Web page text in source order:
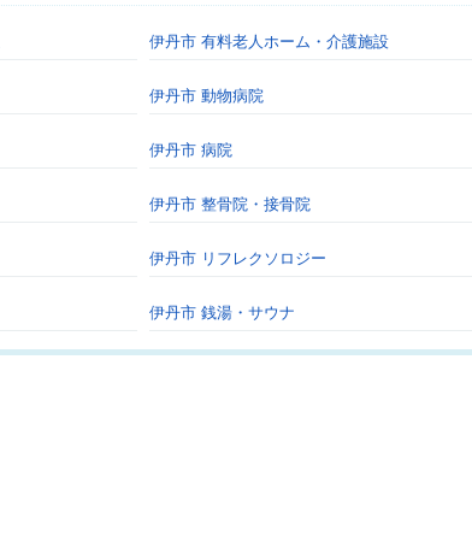
伊丹市 有料老人ホーム・介護施設
伊丹市 動物病院
伊丹市 病院
伊丹市 整骨院・接骨院
伊丹市 リフレクソロジー
伊丹市 銭湯・サウナ